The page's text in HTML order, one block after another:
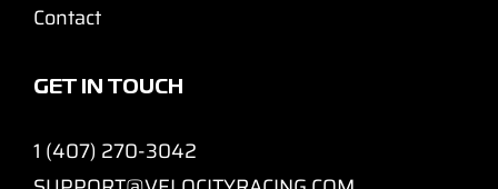
Contact
GET IN TOUCH
1 (407) 270-3042